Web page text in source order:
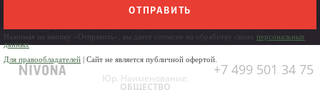
ОТПРАВИТЬ
Нажимая на кнопку «Отправить», вы даете согласие на обработку своих персональных
данных
Для правообладателей | Сайт не является публичной офертой.
+7 499 501 34 75
Юр. Наименование:
ОБЩЕСТВО